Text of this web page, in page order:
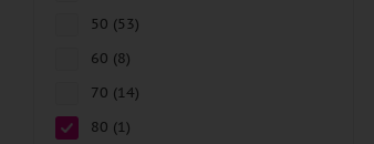
50 (53)
60 (8)
70 (14)
80 (1)